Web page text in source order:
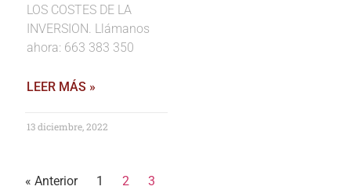
LOS COSTES DE LA
INVERSION. Llámanos
ahora: 663 383 350
LEER MÁS »
13 diciembre, 2022
« Anterior 1 2
3